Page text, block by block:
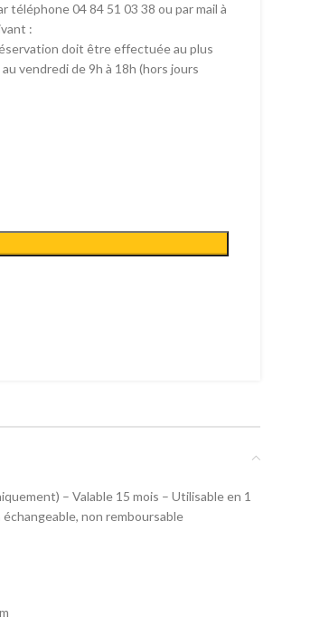
04 84 51 03 38 ou par mail à
:
doit être effectuée au plus
vendredi de 9h à 18h (hors jours
– Valable 15 mois – Utilisable en 1
non remboursable